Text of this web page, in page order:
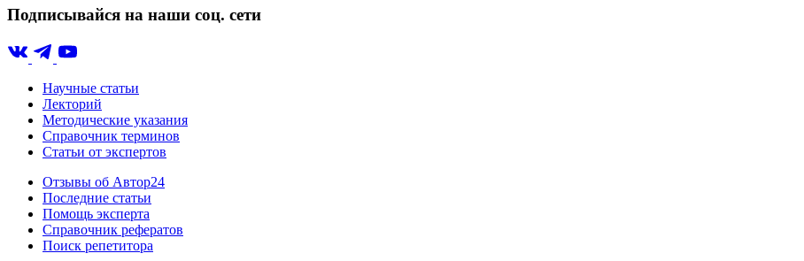
Подписывайся на наши соц. сети
Научные статьи
Лекторий
Методические указания
Справочник терминов
Статьи от экспертов
Отзывы об Автор24
Последние статьи
Помощь эксперта
Справочник рефератов
Поиск репетитора